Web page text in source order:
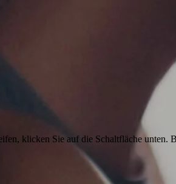
klicken Sie auf die Schaltfläche unten.